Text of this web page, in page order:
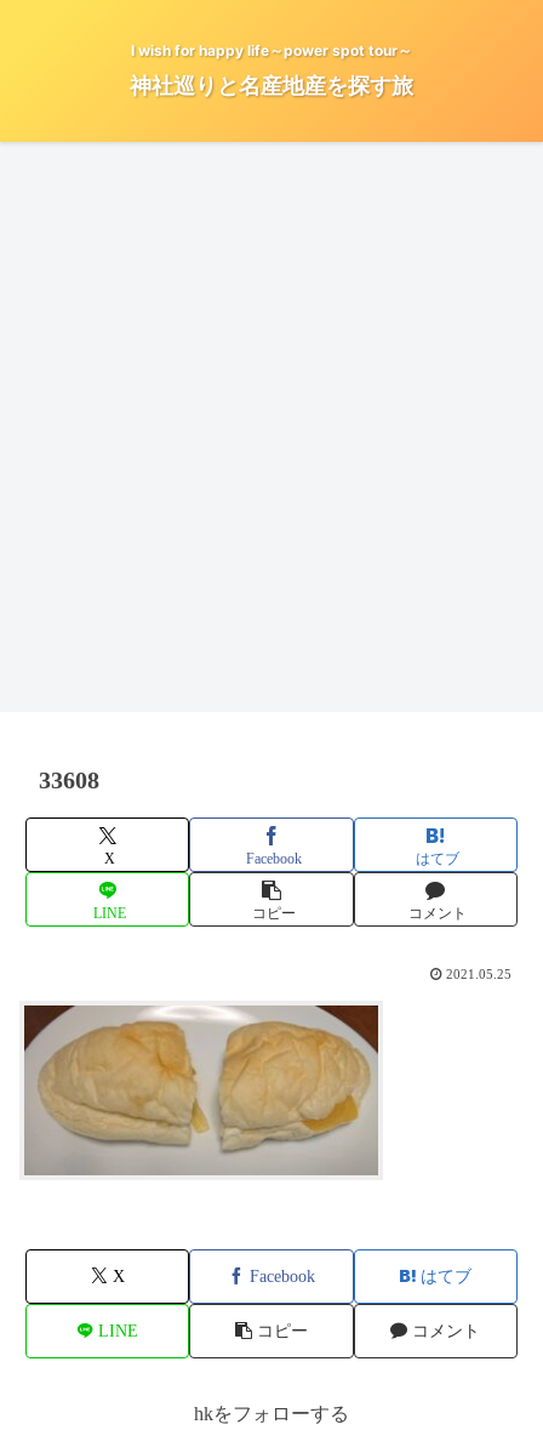
I wish for happy life～power spot tour～
神社巡りと名産地産を探す旅
33608
X Facebook はてブ
LINE コピー コメント
2021.05.25
X Facebook はてブ
LINE コピー コメント
hkをフォローする